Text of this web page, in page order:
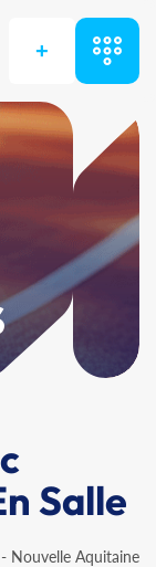
+
Salle
Nouvelle Aquitaine